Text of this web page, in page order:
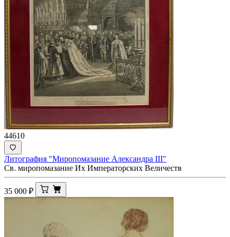
44610
Литография "Миропомазание Александра III"
Св. миропомазание Их Императорских Величеств
35 000 ₽